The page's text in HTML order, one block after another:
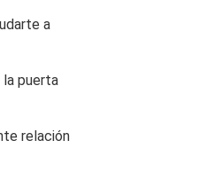
a
la puerta
relación